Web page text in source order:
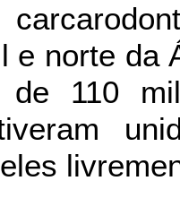
e norte
110